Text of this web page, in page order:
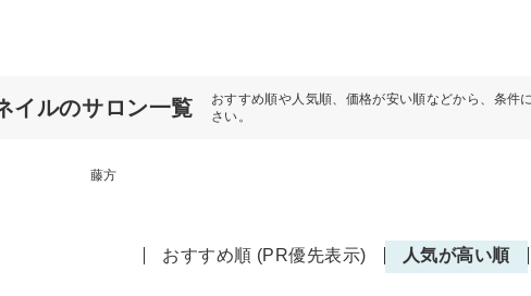
イルのサロン一覧
おすすめ順や人気順、価格が安い順などから、条件
さい。
藤方
おすすめ順 (PR優先表示) 人気が高い順